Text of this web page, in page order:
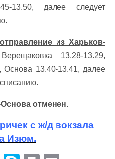
13.50, далее следует
из Харьков-
13.28-13.29,
Основа 13.40-13.41, далее
Основа отменен.
с ж/д вокзала
Изюм.